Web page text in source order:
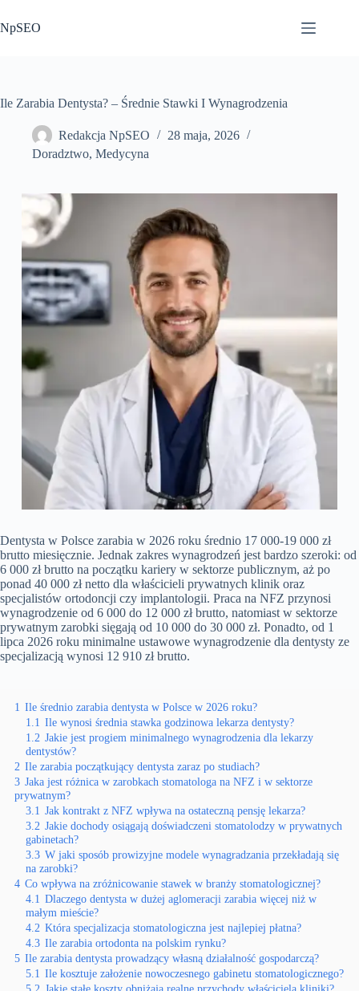
do
treści
NpSEO
Ile Zarabia Dentysta? – Średnie Stawki I Wynagrodzenia
Redakcja NpSEO
28 maja, 2026
Doradztwo, Medycyna
Dentysta w Polsce zarabia w 2026 roku średnio 17 000-19 000 zł
brutto miesięcznie. Jednak zakres wynagrodzeń jest bardzo szeroki: od
6 000 zł brutto na początku kariery w sektorze publicznym, aż po
ponad 40 000 zł netto dla właścicieli prywatnych klinik oraz
specjalistów ortodoncji czy implantologii. Praca na NFZ przynosi
wynagrodzenie od 6 000 do 12 000 zł brutto, natomiast w sektorze
prywatnym zarobki sięgają od 10 000 do 30 000 zł. Ponadto, od 1
lipca 2026 roku minimalne ustawowe wynagrodzenie dla dentysty ze
specjalizacją wynosi 12 910 zł brutto.
1 Ile średnio zarabia dentysta w Polsce w 2026 roku?
1.1 Ile wynosi średnia stawka godzinowa lekarza dentysty?
1.2 Jakie jest progiem minimalnego wynagrodzenia dla lekarzy
dentystów?
2 Ile zarabia początkujący dentysta zaraz po studiach?
3 Jaka jest różnica w zarobkach stomatologa na NFZ i w sektorze
prywatnym?
3.1 Jak kontrakt z NFZ wpływa na ostateczną pensję lekarza?
3.2 Jakie dochody osiągają doświadczeni stomatolodzy w prywatnych
gabinetach?
3.3 W jaki sposób prowizyjne modele wynagradzania przekładają się
na zarobki?
4 Co wpływa na zróżnicowanie stawek w branży stomatologicznej?
4.1 Dlaczego dentysta w dużej aglomeracji zarabia więcej niż w
małym mieście?
4.2 Która specjalizacja stomatologiczna jest najlepiej płatna?
4.3 Ile zarabia ortodonta na polskim rynku?
5 Ile zarabia dentysta prowadzący własną działalność gospodarczą?
5.1 Ile kosztuje założenie nowoczesnego gabinetu stomatologicznego?